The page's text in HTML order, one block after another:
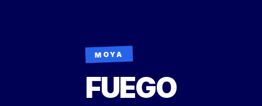
MOYA
FUEGO